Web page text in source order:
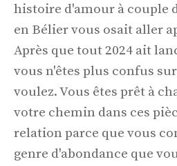
histoire d'amour à couple
en Bélier vous osait aller
Après que tout 2024 ait
vous n'êtes plus confus
voulez. Vous êtes prêt à
votre chemin dans ces
relation parce que vous
genre d'abondance que